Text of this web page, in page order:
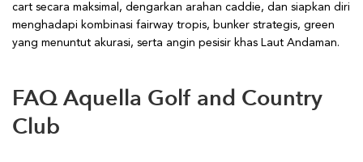
cart secara maksimal, dengarkan arahan caddie, dan siapkan diri
menghadapi kombinasi fairway tropis, bunker strategis, green
yang menuntut akurasi, serta angin pesisir khas Laut Andaman.
FAQ Aquella Golf and Country
Club